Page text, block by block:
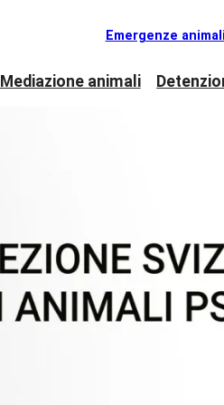
Emergenze animali
Mediazione animali